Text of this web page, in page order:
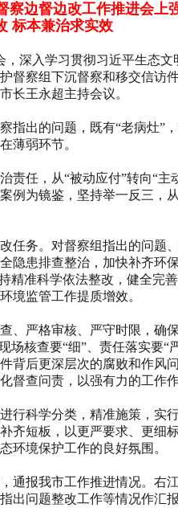
察边督边改工作推进会上
标本兼治求实效
入学习贯彻习近平生态文
督察组下沉督察和移交信访
长王永超主持会议。
出的问题，既有“老病灶”
薄弱环节。
任，从“被动应付”转向“主
例为镜鉴，坚持举一反三，
务。对督察组指出的问题
患排查整治，加快补齐环
准科学依法整改，健全完
境监管工作提质增效。
严格审核、严守时限，确
核查要“细”、责任落实要“
后更深层次的腐败和作风
督查问责，以强有力的工作
科学分类，精准施策，实
短板，以更严要求、更细
环境保护工作的良好氛围。
报我市工作推进情况。右
出问题整改工作等情况作汇报